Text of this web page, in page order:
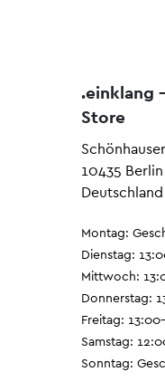
.einklang
Store
10435 Berlin
Deutschland
Montag:
Dienstag:
Mittwoch:
Donnerstag:
Freitag:
Samstag:
Sonntag: